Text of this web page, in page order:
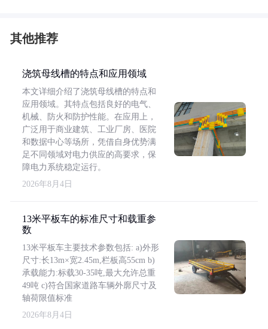
其他推荐
浇筑母线槽的特点和应用领域
本文详细介绍了浇筑母线槽的特点和
应用领域。其特点包括良好的电气、
机械、防火和防护性能。在应用上，
广泛用于商业建筑、工业厂房、医院
和数据中心等场所，凭借自身优势满
足不同领域对电力供应的高要求，保
障电力系统稳定运行。
2026年8月4日
13米平板车的标准尺寸和载重参
数
13米平板车主要技术参数包括: a)外形
尺寸:长13m×宽2.45m,栏板高55cm b)
承载能力:标载30-35吨,最大允许总重
49吨 c)符合国家道路车辆外廓尺寸及
轴荷限值标准
2026年8月4日